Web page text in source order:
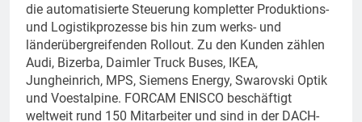
die automatisierte Steuerung kompletter Produktions-
und Logistikprozesse bis hin zum werks- und
länderübergreifenden Rollout. Zu den Kunden zählen
Audi, Bizerba, Daimler Truck Buses, IKEA,
Jungheinrich, MPS, Siemens Energy, Swarovski Optik
und Voestalpine. FORCAM ENISCO beschäftigt
weltweit rund 150 Mitarbeiter und sind in der DACH-